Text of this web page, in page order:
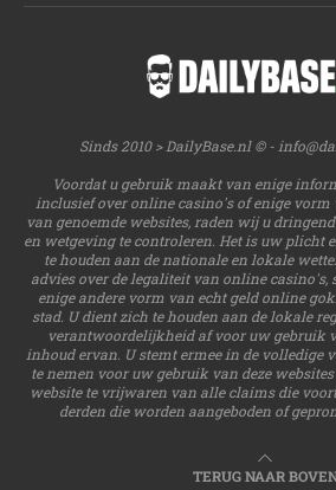
Sinds 2010 > DailyBase.nl © -
Voordat u gebruik maakt van enige
inclusief over online casino's of enige
van genoemde websites, raden wij u
en wetgeving te controleren. Het is uw plicht
te houden aan de nationale en lokale
advies over de legaliteit van online casino's,
enige andere vorm van echt geld online
stad. U dient zich te houden aan de lokale
verantwoordelijkheid af voor uw gebruik
inhoud ervan. U stemt ermee in de volledige
te nemen voor uw gebruik van deze
website te vrijwaren van alle claims die
derden die worden aangeboden of
TERUG NAAR